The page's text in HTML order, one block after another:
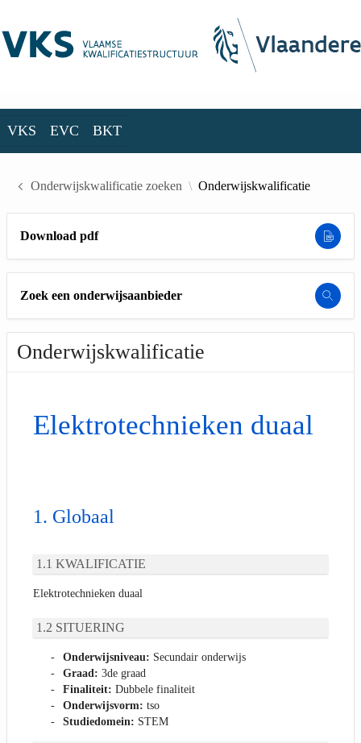
VKS EVC BKT
Onderwijskwalificatie zoeken Onderwijskwalificatie
Download pdf
Zoek een onderwijsaanbieder
Onderwijskwalificatie
Elektrotechnieken duaal
Globaal
KWALIFICATIE
Elektrotechnieken duaal
SITUERING
Onderwijsniveau: Secundair onderwijs
Graad: 3de graad
Finaliteit: Dubbele finaliteit
Onderwijsvorm: tso
Studiedomein: STEM